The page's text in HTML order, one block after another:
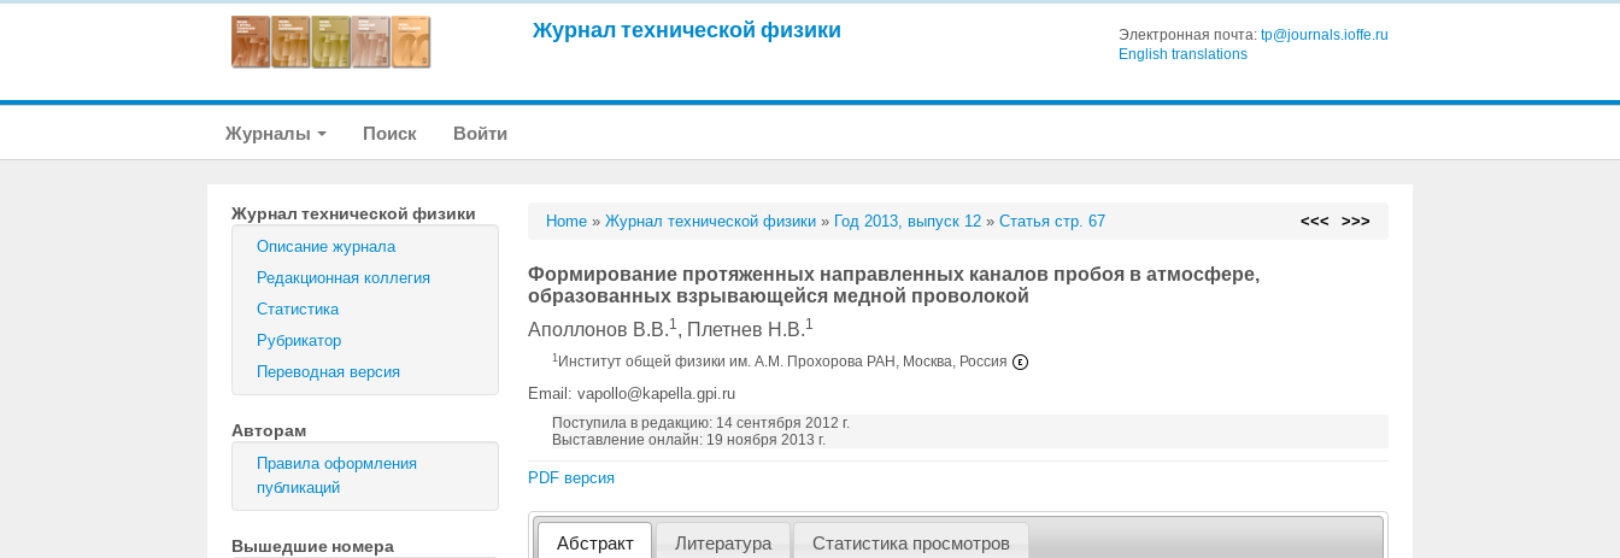
Журнал технической физики Электронная почта: tp@journals.ioffe.ru
English translations
Журналы Поиск Войти
Журнал технической физики
Описание журнала
Редакционная коллегия
Статистика
Рубрикатор
Переводная версия
Авторам
Правила оформления
публикаций
Вышедшие номера
Home »Журнал технической физики » Год 2013, выпуск 12 »Статья стр. 67 <<< >>>
Формирование протяженных направленных каналов пробоя в атмосфере,
образованных взрывающейся медной проволокой
Аполлонов В.В.1, Плетнев Н.В.1
1 Институт общей физики им. А.М. Прохорова РАН, Москва, Россия
Email: vapollo@kapella.gpi.ru
Поступила в редакцию: 14 сентября 2012 г.
Выставление онлайн: 19 ноября 2013 г.
PDF версия
Абстракт Литература Статистика просмотров